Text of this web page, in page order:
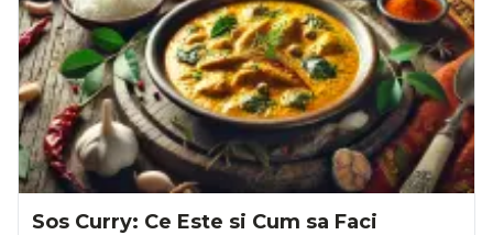
Sos Curry: Ce Este si Cum sa Faci